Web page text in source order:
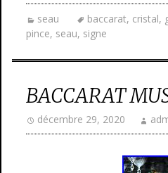
seau baccarat, cristal,
pince, seau, signe
BACCARAT
décembre 29, 2020